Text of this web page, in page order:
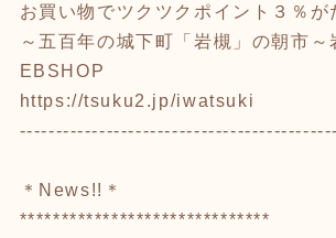
お買い物でツクツクポイント３％が
～五百年の城下町「岩槻」の朝市～
EBSHOP
https://tsuku2.jp/iwatsuki
＊News!!＊
******************************